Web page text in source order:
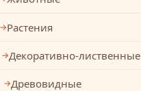
Растения
Декоративно-лиственные
Древовидные